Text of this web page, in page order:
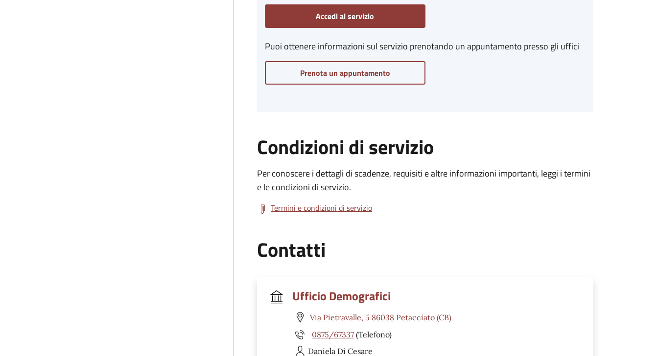
Accedi al servizio
Puoi ottenere informazioni sul servizio prenotando un appuntamento presso gli uffici
Prenota un appuntamento
Condizioni di servizio
Per conoscere i dettagli di scadenze, requisiti e altre informazioni importanti, leggi i termini
e le condizioni di servizio.
Termini e condizioni di servizio
Contatti
Ufficio Demografici
Via Pietravalle, 5 86038 Petacciato (CB)
0875/67337 (Telefono)
Daniela Di Cesare